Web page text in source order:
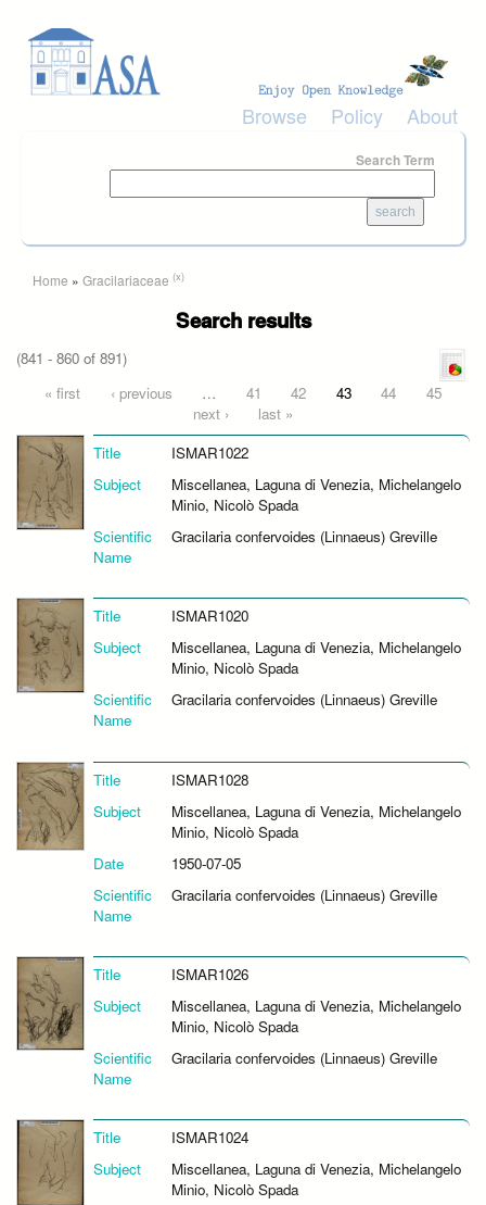
Browse Policy About
Search Term
You are here
Home » Gracilariaceae (x)
Search results
(841 - 860 of 891)
Pages
« first ‹ previous … 41 42 43 44
45
next ›
last »
Title
ISMAR1022
Subject
Miscellanea, Laguna di Venezia, Michelangelo
Minio, Nicolò Spada
Scientific
Name
Gracilaria confervoides (Linnaeus) Greville
Title
ISMAR1020
Subject
Miscellanea, Laguna di Venezia, Michelangelo
Minio, Nicolò Spada
Scientific
Name
Gracilaria confervoides (Linnaeus) Greville
Title
ISMAR1028
Subject
Miscellanea, Laguna di Venezia, Michelangelo
Minio, Nicolò Spada
Date
1950-07-05
Scientific
Name
Gracilaria confervoides (Linnaeus) Greville
Title
ISMAR1026
Subject
Miscellanea, Laguna di Venezia, Michelangelo
Minio, Nicolò Spada
Scientific
Name
Gracilaria confervoides (Linnaeus) Greville
Title
ISMAR1024
Subject
Miscellanea, Laguna di Venezia, Michelangelo
Minio, Nicolò Spada